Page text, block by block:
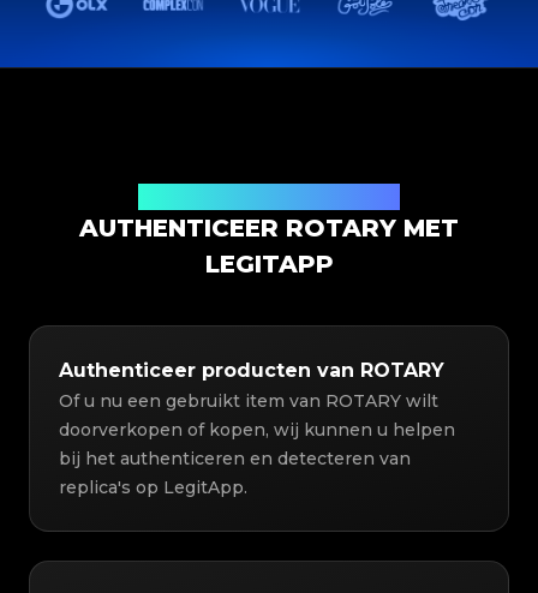
AUTHENTICEER ROTARY MET
LEGITAPP
Authenticeer producten van ROTARY
Of u nu een gebruikt item van ROTARY wilt
doorverkopen of kopen, wij kunnen u helpen
bij het authenticeren en detecteren van
replica's op LegitApp.